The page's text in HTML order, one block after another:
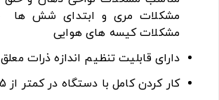
مشکلات کیسه های هوایی
دارای قابلیت تنظیم اندازه ذرات معلق
کار کردن کامل با دستگاه در کمتر از 5 دقیقه